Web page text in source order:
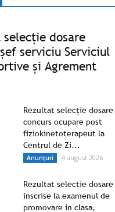
selecție dosare
serviciu Serviciul
și Agrement
Rezultat selecție dosare
concurs ocupare post
fiziokinetoterapeut la
Centrul de Zi...
Anunțuri 4 august 2026
Rezultat selectie dosare
inscrise la examenul de
promovare in clasa,